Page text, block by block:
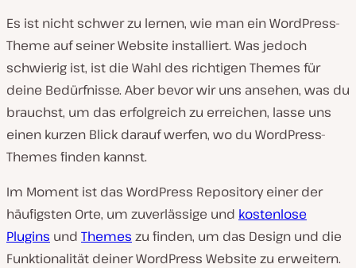
s
p
i
l
n
Es ist nicht schwer zu lernen, wie man ein WordPress-
Theme auf seiner Website installiert. Was jedoch
schwierig ist, ist die Wahl des richtigen Themes für
deine Bedürfnisse. Aber bevor wir uns ansehen, was du
brauchst, um das erfolgreich zu erreichen, lasse uns
einen kurzen Blick darauf werfen, wo du WordPress-
Themes finden kannst.
Im Moment ist das WordPress Repository einer der
häufigsten Orte, um zuverlässige und kostenlose
Plugins und Themes zu finden, um das Design und die
Funktionalität deiner WordPress Website zu erweitern.